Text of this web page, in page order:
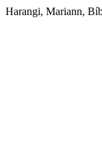
Harangi, Mariann,